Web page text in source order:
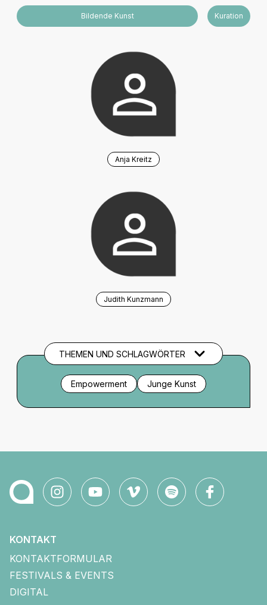
THEMEN UND SCHLAGWÖRTER
Empowerment Junge Kunst
Bildende Kunst Kuration
Anja Kreitz
Judith Kunzmann
KONTAKT
KONTAKTFORMULAR
FESTIVALS & EVENTS
DIGITAL